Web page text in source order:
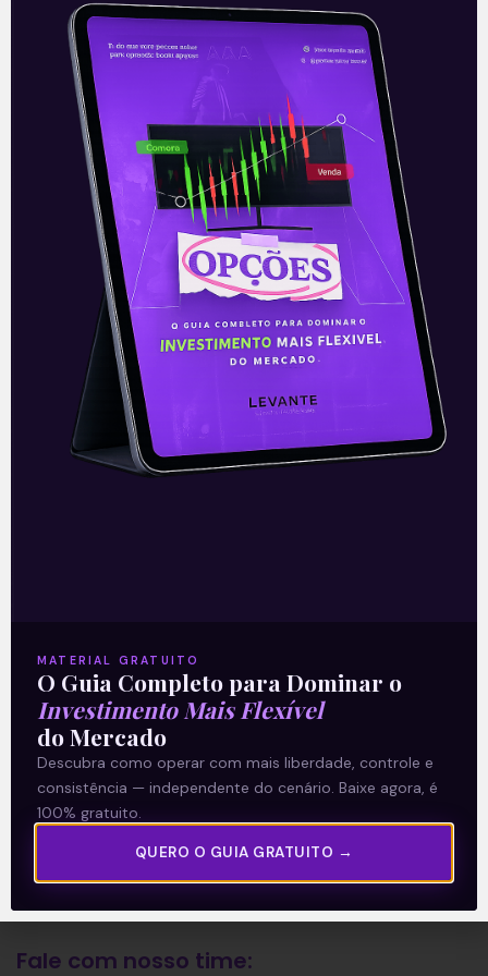
JBS: aquisição na Austrália
Na manhã desta terça-feira (08), a JBS,
maior produtora de proteína animal e
alimentos processados de animais do
mundo, anunciou acordo para a compra
Leia mais
08/06/2021
Política de Privacidade
Explore
Artigos
E Eu Com Isso?
Vídeos no Youtube
Manuais de Investimento
Fale com nosso time:
MATERIAL GRATUITO
O Guia Completo para Dominar o
Investimento Mais Flexível
do Mercado
Descubra como operar com mais liberdade, controle e
consistência — independente do cenário. Baixe agora, é
100% gratuito.
QUERO O GUIA GRATUITO →